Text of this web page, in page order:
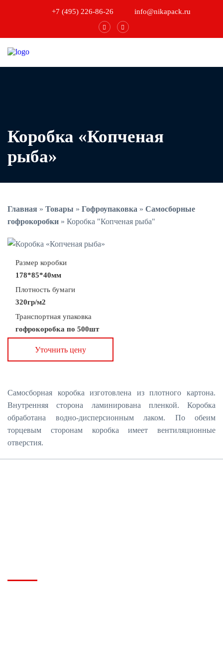
+7 (495) 226-86-26 info@nikapack.ru
Коробка «Копченая
рыба»
Главная » Товары » Гофроупаковка » Самосборные
гофрокоробки » Коробка "Копченая рыба"
Размер коробки
178*85*40мм
Плотность бумаги
320гр/м2
Транспортная упаковка
гофрокоробка по 500шт
Уточнить цену
Самосборная коробка изготовлена из плотного картона.
Внутренняя сторона ламинирована пленкой. Коробка
обработана водно-дисперсионным лаком. По обеим
торцевым сторонам коробка имеет вентиляционные
отверстия.